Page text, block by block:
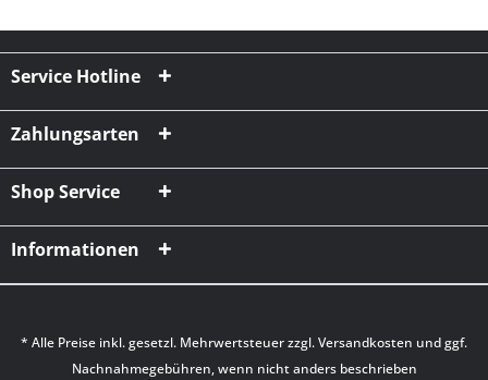
Service Hotline
Zahlungsarten
Shop Service
Informationen
* Alle Preise inkl. gesetzl. Mehrwertsteuer zzgl.Versandkosten und ggf.
Nachnahmegebühren, wenn nicht anders beschrieben